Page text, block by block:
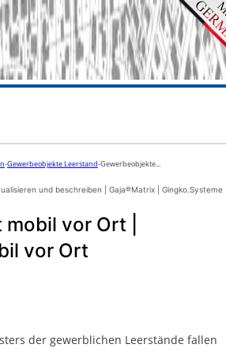
-Gewerbeobjekte Leerstand-Gewerbeobjekte...
und beschreiben | Gaja®Matrix | Gingko.Systeme
vor Ort |
vor Ort
der gewerblichen Leerstände fallen